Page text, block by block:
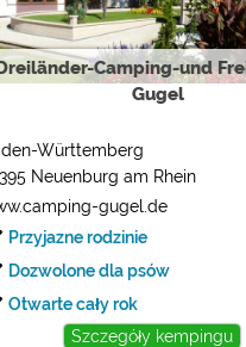
Camping-und
Gugel
Württemberg
Neuenburg am Rhein
gugel.de
Przyjazne rodzinie
Dozwolone dla psów
Otwarte cały rok
Szczegóły kempingu